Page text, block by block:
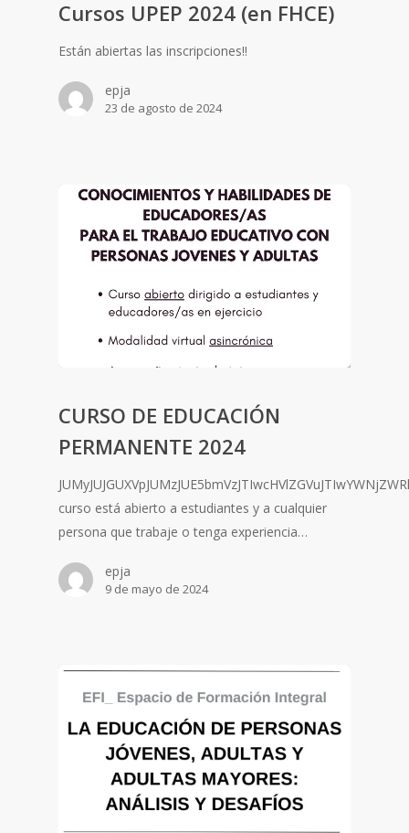
Cursos UPEP 2024 (en FHCE)
Están abiertas las inscripciones!!
epja
23 de agosto de 2024
CURSO DE EDUCACIÓN
PERMANENTE 2024
curso está abierto a estudiantes y a cualquier
persona que trabaje o tenga experiencia…
epja
9 de mayo de 2024